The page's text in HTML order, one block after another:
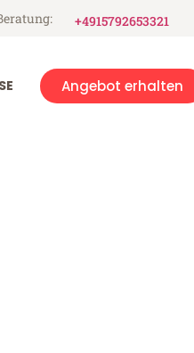
+4915792653321
Angebot erhalten